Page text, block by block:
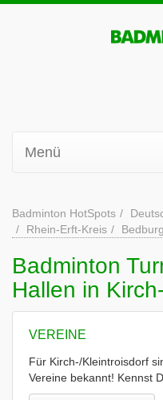
Menü
Badminton HotSpots
Rhein-Erft-Kreis
Bedburg
Badminton
Hallen in
VEREINE
Für Kirch-/Kleintroisdorf
Vereine bekannt! Kennst